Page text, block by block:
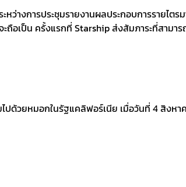
ว่างการประชุมรายงานผลประกอบการรายไต
เป็น ครั้งแรกที่ Starship ส่งสัมภาระที่สามาร
วยหมอกในรัฐแคลิฟอร์เนีย เมื่อวันที่ 4 สิงหาค